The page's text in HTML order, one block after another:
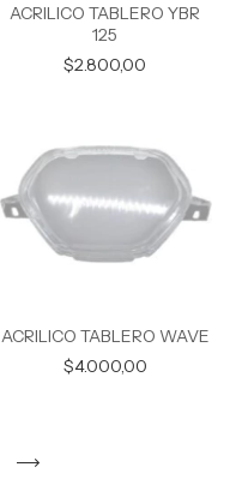
ACRILICO TABLERO YBR
125
$2.800,00
ACRILICO TABLERO WAVE
$4.000,00